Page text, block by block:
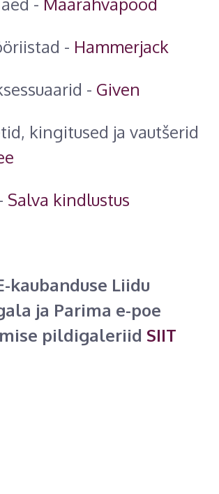
- Hammerjack
- Given
kingitused ja vautšerid
Salva kindlustus
kaubanduse Liidu
ja Parima e-poe
pildigaleriid SIIT